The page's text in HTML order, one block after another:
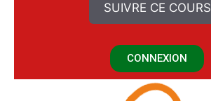
SUIVRE CE COURS
CONNEXION